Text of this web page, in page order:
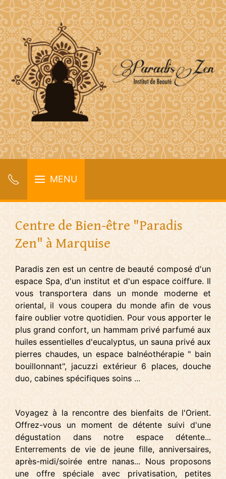
MENU
Centre de Bien-être "Paradis
Zen" à Marquise
Paradis zen est un centre de beauté composé d'un
espace Spa, d'un institut et d'un espace coiffure. Il
vous transportera dans un monde moderne et
oriental, il vous coupera du monde afin de vous
faire oublier votre quotidien. Pour vous apporter le
plus grand confort, un hammam privé parfumé aux
huiles essentielles d'eucalyptus, un sauna privé aux
pierres chaudes, un espace balnéothérapie " bain
bouillonnant", jacuzzi extérieur 6 places, douche
duo, cabines spécifiques soins ...
Voyagez à la rencontre des bienfaits de l'Orient.
Offrez-vous un moment de détente suivi d'une
dégustation dans notre espace détente...
Enterrements de vie de jeune fille, anniversaires,
après-midi/soirée entre nanas... Nous proposons
une offre spéciale avec privatisation, petites